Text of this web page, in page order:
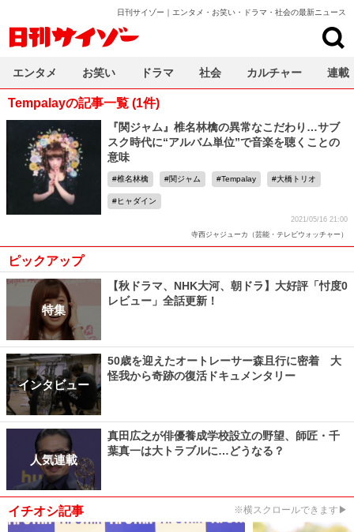
日刊サイゾー｜エンタメ・お笑い・ドラマ・社会の最新ニュース
Tempalayの記事一覧 (1件)
『関ジャム』椎名林檎の異常なこだわり…サブ
スク時代に“アルバム単位”で音楽を聴くことの
意味
椎名林檎 関ジャム Tempalay 大橋トリオ
ヒャダイン
2021/05/16 21:00
寺西ジャジューカ（芸能・テレビウォッチャー）
ピックアップ
特集
【秋ドラマ、NHK大河、朝ドラ】大好評「忖度0
レビュー」全話更新！
インタビュー
50歳を迎えたオートレーサー森且行に密着 大
怪我から奇跡の復活ドキュメンタリー
人気連載
真田広之が俳優養成学校設立の野望、師匠・千
葉真一は大トラブルに…どうなる？
イチオシ記事 ※横スクロールできます▶
エンタメ お笑い ドラマ 社会 カルチャー 連載